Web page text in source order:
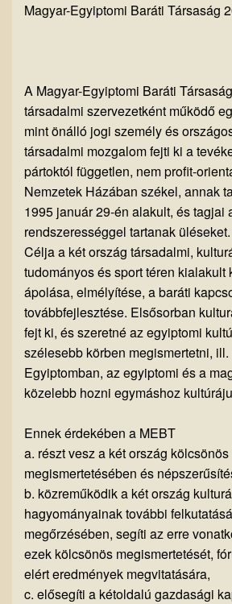
Magyar-Egyiptomi Baráti Társaság
A Magyar-Egyiptomi Baráti
társadalmi szervezetként működő
mint önálló jogi személy és
társadalmi mozgalom fejti ki a
pártoktól független, nem profit-
Nemzetek Házában székel, annak
1995 január 29-én alakult, és tagjai
rendszerességgel tartanak üléseket.
Célja a két ország társadalmi,
tudományos és sport téren kialakult
ápolása, elmélyítése, a baráti
továbbfejlesztése. Elsősorban
fejt ki, és szeretné az egyiptomi
szélesebb körben megismertetni,
Egyiptomban, az egyiptomi és a
közelebb hozni egymáshoz
Ennek érdekében a MEBT
a. részt vesz a két ország kölcsönös
megismertetésében és
b. közreműködik a két ország
hagyományainak további
megőrzésében, segíti az erre
ezek kölcsönös megismertetését,
elért eredmények megvitatására,
c. elősegíti a kétoldalú gazdasági